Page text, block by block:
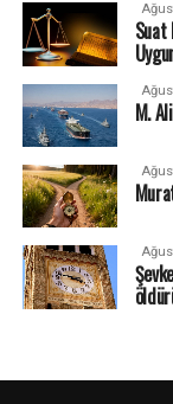
Suat
M.